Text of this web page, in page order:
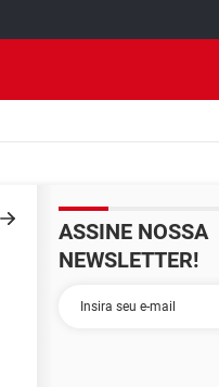
ASSINE NOSSA
NEWSLETTER!